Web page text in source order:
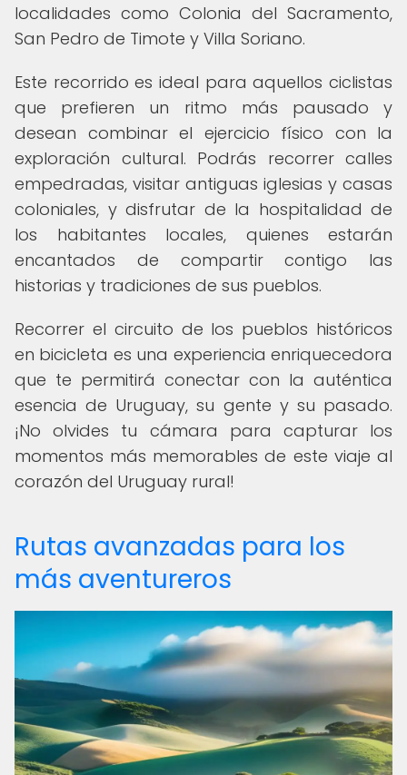
localidades como Colonia del Sacramento,
San Pedro de Timote y Villa Soriano.
Este recorrido es ideal para aquellos ciclistas
que prefieren un ritmo más pausado y
desean combinar el ejercicio físico con la
exploración cultural. Podrás recorrer calles
empedradas, visitar antiguas iglesias y casas
coloniales, y disfrutar de la hospitalidad de
los habitantes locales, quienes estarán
encantados de compartir contigo las
historias y tradiciones de sus pueblos.
Recorrer el circuito de los pueblos históricos
en bicicleta es una experiencia enriquecedora
que te permitirá conectar con la auténtica
esencia de Uruguay, su gente y su pasado.
¡No olvides tu cámara para capturar los
momentos más memorables de este viaje al
corazón del Uruguay rural!
Rutas avanzadas para los
más aventureros